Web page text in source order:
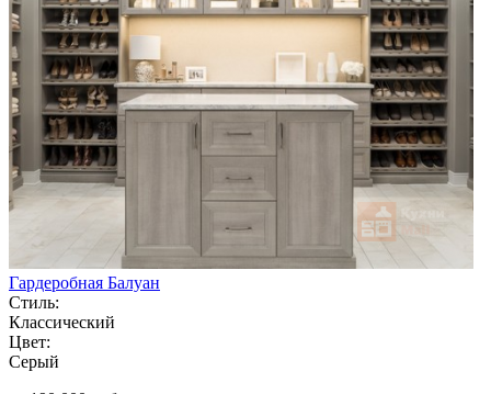
Гардеробная Балуан
Стиль:
Классический
Цвет:
Серый